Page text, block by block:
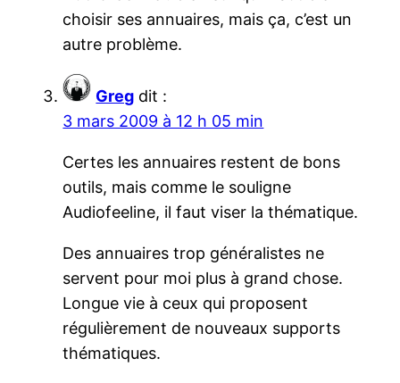
choisir ses annuaires, mais ça, c’est un
autre problème.
Greg dit :
3 mars 2009 à 12 h 05 min
Certes les annuaires restent de bons
outils, mais comme le souligne
Audiofeeline, il faut viser la thématique.
Des annuaires trop généralistes ne
servent pour moi plus à grand chose.
Longue vie à ceux qui proposent
régulièrement de nouveaux supports
thématiques.